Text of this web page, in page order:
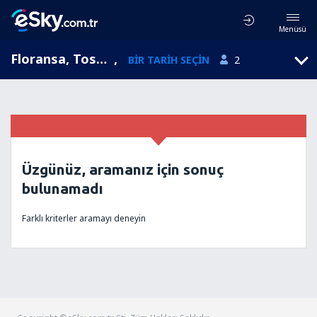
Menüsü
Floransa, Toskana, İtalya , BIR TARIH SEÇIN 2
Üzgünüz, aramanız için sonuç
bulunamadı
Farklı kriterler aramayı deneyin